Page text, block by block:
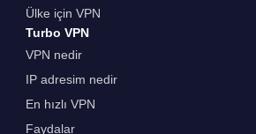
Ülke için VPN
Turbo VPN
VPN nedir
IP adresim nedir
En hızlı VPN
Faydalar